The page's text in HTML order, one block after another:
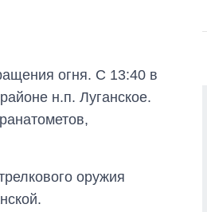
огня. С 13:40 в
н.п. Луганское.
оружия
Как за 10 лет
поступающих в
бакалавриат,